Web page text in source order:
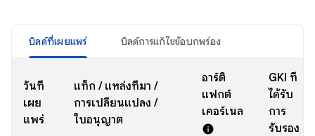
บิลด์ที่เผยแพร่ บิลด์การแก้ไขข้อบกพร่อง
วันที่
เผย
แพร่
แท็ก / แหล่งที่มา /
การเปลี่ยนแปลง /
ใบอนุญาต
อาร์ติ
แฟกต์
เคอร์เนล
info
GKI ที่
ได้รับ
การ
รับรอง